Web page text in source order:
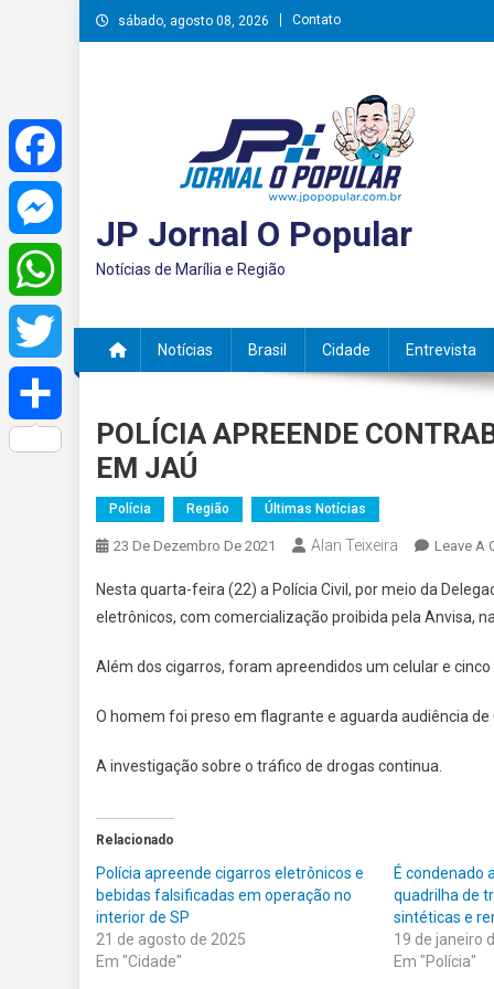
Skip
to
sábado, agosto 08, 2026 Contato
JP Jornal O Popular
Notícias de Marília e Região
Notícias Brasil Cidade Entrevista
POLÍCIA APREENDE
EM JAÚ
Polícia Região Últimas Notícias
23 De Dezembro De 2021 Alan Teixeira Leave A
Nesta quarta-feira (22) a Polícia Civil, por meio da
eletrônicos, com comercialização proibida pela Anvisa,
Além dos cigarros, foram apreendidos um celular e cinco
O homem foi preso em flagrante e aguarda audiência de
A investigação sobre o tráfico de drogas continua.
Relacionado
Polícia apreende cigarros eletrônicos e
bebidas falsificadas em operação no
interior de SP
21 de agosto de 2025
Em "Cidade"
É condenado
quadrilha de
sintéticas e
19 de janeiro
Em "Polícia"
Facebook
Messenger
WhatsApp
Twitter
Share